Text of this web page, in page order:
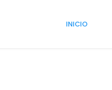
INICIO